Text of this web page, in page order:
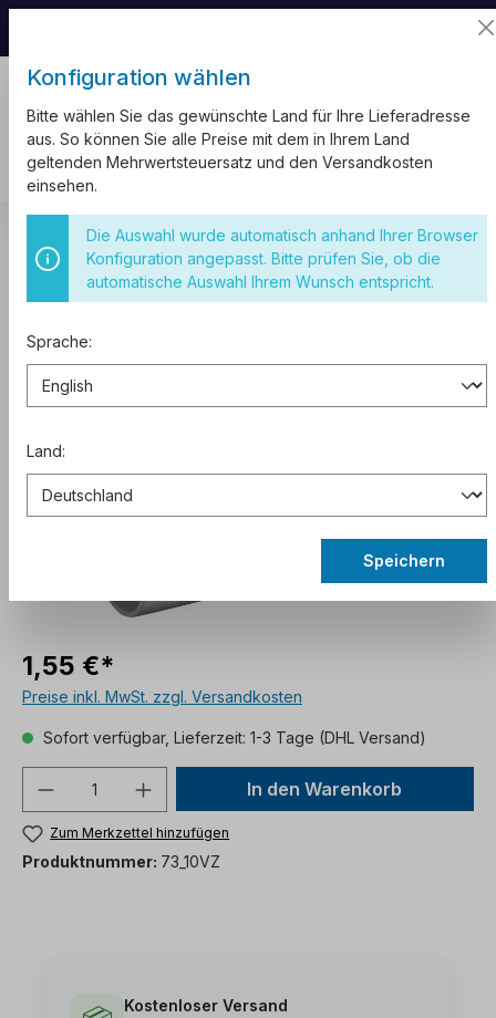
Kabel und Leitungen
Aderleitung H07V-K
Aderendhülsen
Aderendhülse 2,5 mm²/10mm
verzinnt 100 Stück
1,55 €*
Preise inkl. MwSt. zzgl. Versandkosten
Sofort verfügbar, Lieferzeit: 1-3 Tage (DHL Versand)
In den Warenkorb
Zum Merkzettel hinzufügen
Produktnummer: 73_10VZ
Kostenloser Versand
Konfiguration wählen
Bitte wählen Sie das gewünschte Land für Ihre Lieferadresse
aus. So können Sie alle Preise mit dem in Ihrem Land
geltenden Mehrwertsteuersatz und den Versandkosten
einsehen.
Die Auswahl wurde automatisch anhand Ihrer Browser
Konfiguration angepasst. Bitte prüfen Sie, ob die
automatische Auswahl Ihrem Wunsch entspricht.
Sprache:
Land:
Speichern